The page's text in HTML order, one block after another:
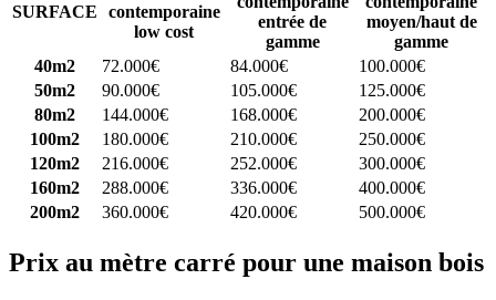
SURFACE
contemporaine
low cost
entrée de
gamme
moyen/haut de
gamme
40m2
72.000€ 84.000€
100.000€
50m2
90.000€ 105.000€
125.000€
80m2
144.000€ 168.000€
200.000€
100m2
180.000€ 210.000€
250.000€
120m2
216.000€ 252.000€
300.000€
160m2
288.000€ 336.000€
400.000€
200m2
360.000€ 420.000€ 500.000€
Prix au mètre carré pour une maison bois